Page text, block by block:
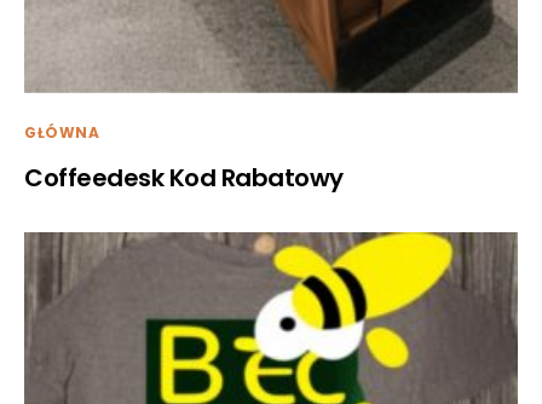
GŁÓWNA
Coffeedesk Kod Rabatowy